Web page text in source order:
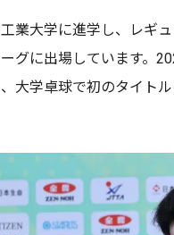
業大学に進学し、レギ
グに出場しています。
大学卓球で初のタイト